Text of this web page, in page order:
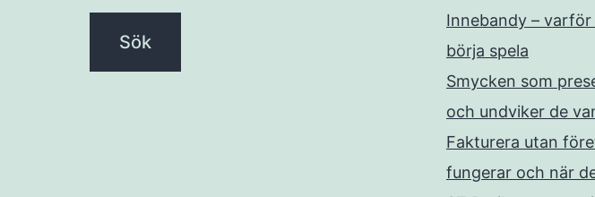
Innebandy –
börja spela
Smycken som
och undviker de
Fakturera utan
fungerar och när